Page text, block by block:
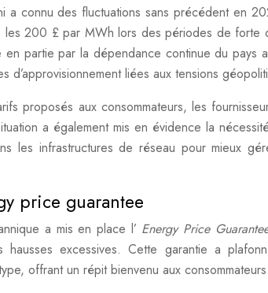
a connu des fluctuations sans précédent en
les 200 £ par MWh lors des périodes de forte
en partie par la dépendance continue du pays
d’approvisionnement liées aux tensions
proposés aux consommateurs, les
a également mis en évidence la
les infrastructures de réseau pour mieux
price guarantee
a mis en place l’ Energy Price
hausses excessives. Cette garantie a
offrant un répit bienvenu aux consommateurs.